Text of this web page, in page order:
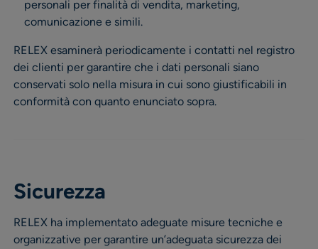
personali per finalità di vendita, marketing,
comunicazione e simili.
RELEX esaminerà periodicamente i contatti nel registro
dei clienti per garantire che i dati personali siano
conservati solo nella misura in cui sono giustificabili in
conformità con quanto enunciato sopra.
Sicurezza
RELEX ha implementato adeguate misure tecniche e
organizzative per garantire un’adeguata sicurezza dei